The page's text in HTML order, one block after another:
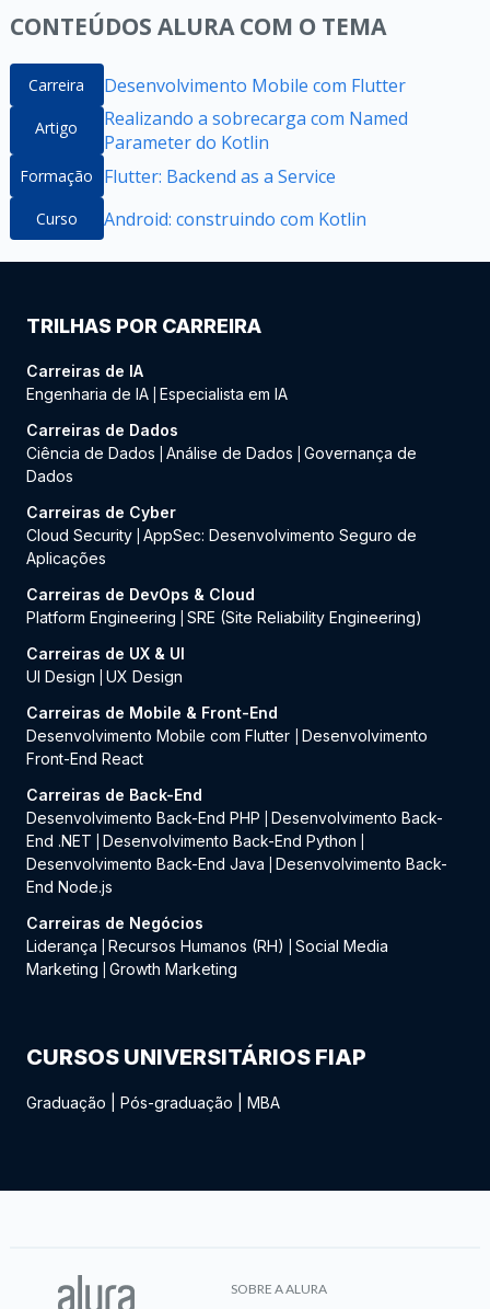
CONTEÚDOS ALURA COM O TEMA
Carreira Desenvolvimento Mobile com Flutter
Artigo
Realizando a sobrecarga com Named
Parameter do Kotlin
Formação Flutter: Backend as a Service
Curso Android: construindo com Kotlin
TRILHAS POR CARREIRA
Carreiras de IA
Engenharia de IA Especialista em IA
Carreiras de Dados
Ciência de Dados
Análise de Dados
Governança de
Dados
Carreiras de Cyber
Cloud Security AppSec: Desenvolvimento Seguro de
Aplicações
Carreiras de DevOps & Cloud
Platform Engineering
SRE (Site Reliability Engineering)
Carreiras de UX & UI
UI Design
UX Design
Carreiras de Mobile & Front-End
Desenvolvimento Mobile com Flutter
Desenvolvimento
Front-End React
Carreiras de Back-End
Desenvolvimento Back-End PHP
Desenvolvimento Back-
End .NET
Desenvolvimento Back-End Python
Desenvolvimento Back-End Java
Desenvolvimento Back-
End Node.js
Carreiras de Negócios
Liderança
Recursos Humanos (RH)
Social Media
Marketing
Growth Marketing
CURSOS UNIVERSITÁRIOS FIAP
Graduação Pós-graduação MBA
SOBRE A ALURA